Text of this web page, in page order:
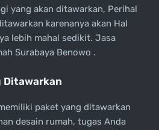
yang akan ditawarkan, Perihal
karenanya akan Hal
lebih mahal sedikit. Jasa
Surabaya Benowo .
Ditawarkan
paket yang ditawarkan
desain rumah, tugas Anda